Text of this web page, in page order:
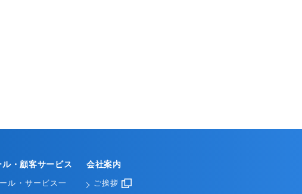
・顧客サービス
ル・サービス一
会社案内
ご挨拶